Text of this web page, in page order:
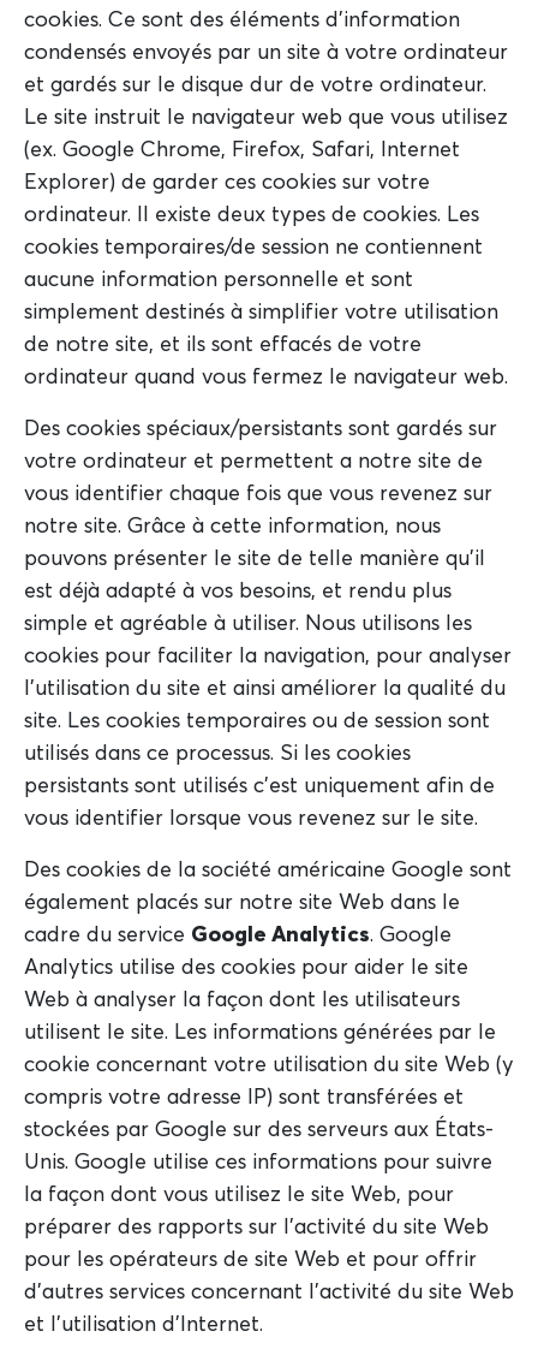
cookies. Ce sont des éléments d'information
condensés envoyés par un site à votre ordinateur
et gardés sur le disque dur de votre ordinateur.
Le site instruit le navigateur web que vous utilisez
(ex. Google Chrome, Firefox, Safari, Internet
Explorer) de garder ces cookies sur votre
ordinateur. Il existe deux types de cookies. Les
cookies temporaires/de session ne contiennent
aucune information personnelle et sont
simplement destinés à simplifier votre utilisation
de notre site, et ils sont effacés de votre
ordinateur quand vous fermez le navigateur web.
Des cookies spéciaux/persistants sont gardés sur
votre ordinateur et permettent a notre site de
vous identifier chaque fois que vous revenez sur
notre site. Grâce à cette information, nous
pouvons présenter le site de telle manière qu'il
est déjà adapté à vos besoins, et rendu plus
simple et agréable à utiliser. Nous utilisons les
cookies pour faciliter la navigation, pour analyser
l'utilisation du site et ainsi améliorer la qualité du
site. Les cookies temporaires ou de session sont
utilisés dans ce processus. Si les cookies
persistants sont utilisés c'est uniquement afin de
vous identifier lorsque vous revenez sur le site.
Des cookies de la société américaine Google sont
également placés sur notre site Web dans le
cadre du service Google Analytics. Google
Analytics utilise des cookies pour aider le site
Web à analyser la façon dont les utilisateurs
utilisent le site. Les informations générées par le
cookie concernant votre utilisation du site Web (y
compris votre adresse IP) sont transférées et
stockées par Google sur des serveurs aux États-
Unis. Google utilise ces informations pour suivre
la façon dont vous utilisez le site Web, pour
préparer des rapports sur l'activité du site Web
pour les opérateurs de site Web et pour offrir
d'autres services concernant l'activité du site Web
et l'utilisation d'Internet.